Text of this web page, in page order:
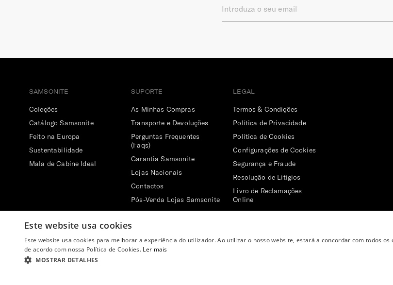
SAMSONITE
Coleções
Catálogo Samsonite
Feito na Europa
Sustentabilidade
Mala de Cabine Ideal
SUPORTE
As Minhas Compras
Transporte e Devoluções
Perguntas Frequentes
(Faqs)
Garantia Samsonite
Lojas Nacionais
Contactos
Pós-Venda Lojas Samsonite
Centro de Reparação
LEGAL
Termos & Condições
Política de Privacidade
Política de Cookies
Configurações de Cookies
Segurança e Fraude
Resolução de Litígios
Livro de Reclamações
Online
Este website usa cookies
Este website usa cookies para melhorar a experiência do utilizador. Ao utilizar o nosso website, estará a concordar com todos os
de acordo com nossa Política de Cookies. Ler mais
MOSTRAR DETALHES